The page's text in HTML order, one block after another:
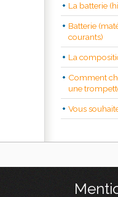
La batterie
Batterie
courants)
La
Comment
une
Vous